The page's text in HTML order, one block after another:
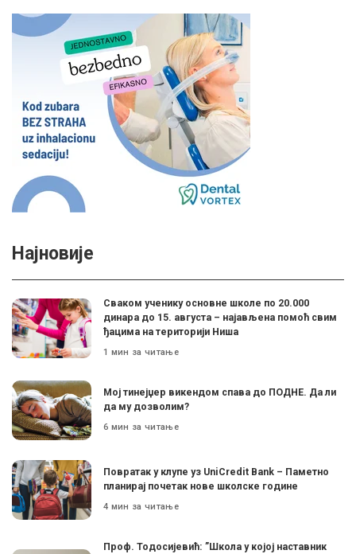
Најновије
Сваком ученику основне школе по 20.000
динара до 15. августа – најављена помоћ свим
ђацима на територији Ниша
1 мин за читање
Мој тинејџер викендом спава до ПОДНЕ. Да ли
да му дозволим?
6 мин за читање
Поврaтак у клупе уз UniCredit Bank – Паметно
планирај почетак нове школске године
4 мин за читање
Проф. Тодосијевић: ”Школа у којој наставник